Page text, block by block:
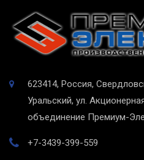
623414, Россия,
Уральский, ул.
объединение Премиум-
+7-3439-399-559